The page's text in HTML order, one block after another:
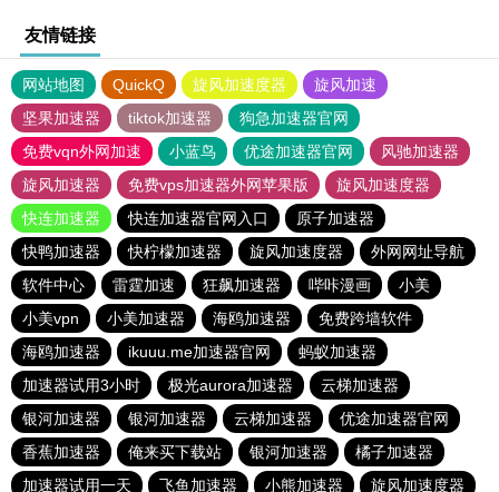
友情链接
网站地图 QuickQ 旋风加速度器
旋风加速
坚果加速器
tiktok加速器
狗急加速器官网
免费vqn外网加速
小蓝鸟 优途加速器官网
风驰加速器
旋风加速器
免费vps加速器外网苹果版
旋风加速度器
快连加速器
快连加速器官网入口
原子加速器
快鸭加速器
快柠檬加速器 旋风加速度器
外网网址导航
软件中心
雷霆加速 狂飙加速器 哔咔漫画
小美
小美vpn
小美加速器 海鸥加速器
免费跨墙软件
海鸥加速器
ikuuu.me加速器官网
蚂蚁加速器
加速器试用3小时
极光aurora加速器
云梯加速器
银河加速器
银河加速器 云梯加速器
优途加速器官网
香蕉加速器
俺来买下载站 银河加速器
橘子加速器
加速器试用一天
飞鱼加速器 小熊加速器 旋风加速度器